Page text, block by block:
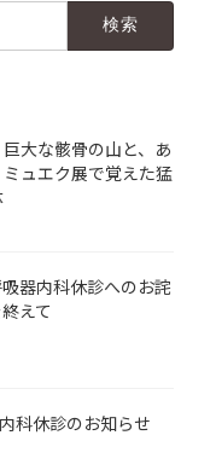
巨大な骸骨の山と、あ
ュエク展で覚えた猛
器内科休診へのお詫
えて
科休診のお知らせ